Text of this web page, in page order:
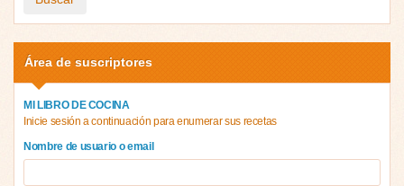
Área de suscriptores
MI LIBRO DE COCINA
Inicie sesión a continuación para enumerar sus recetas
Nombre de usuario o email